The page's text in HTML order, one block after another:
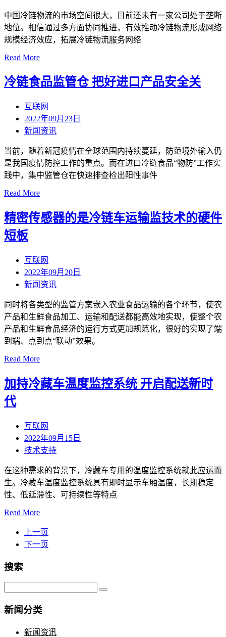
中国冷链物流的市场空间很大，目前还未有一家公司处于垄断
地位。相信通过多方面协同推进，有效推动冷链物流形成网络
规模经济效应，拓展冷链物流服务网络
Read More
冷链食品监管仓 把好进口产品安全关
互联网
2022年09月23日
新闻资讯
当前，随着新冠疫情在全球范围内持续蔓延，防范境外输入仍
是我国疫情防控工作的重点。而在进口冷链食品“物防”工作实
践中，集中监管仓在快速排查检出阳性事件
Read More
精密传感器的是冷链车运输监技术的硬件
短板
互联网
2022年09月20日
新闻资讯
同时将各类型的监管方案嵌入农业食品运输的各个环节，使农
产品和生鲜食品加工、运输和配送都能高效地实现，使整个农
产品和生鲜食品经济的运行方式更加规范化，很好的实现了端
到端、点到点“联动”效果。
Read More
加持冷藏车温度监控系统 开启配送新时
代
互联网
2022年09月15日
技术支持
在这种需求的背景下，冷藏车专用的温度监控系统就此应运而
生。冷藏车温度监控系统具有即时显示车厢温度，长期稳定
性、低延滞性、可持续性等特点
Read More
上一页
下一页
搜索
新闻分类
新闻资讯